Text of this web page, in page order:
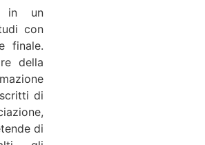
in un
con
finale.
della
di
di